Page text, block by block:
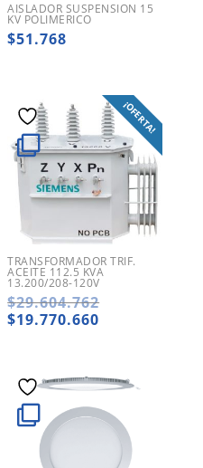
AISLADOR SUSPENSION 15
KV POLIMERICO
$51.768
¡OFERTA!
TRANSFORMADOR TRIF.
ACEITE 112.5 KVA
13.200/208-120V
$29.604.762El
$19.770.660
$19.770.660.